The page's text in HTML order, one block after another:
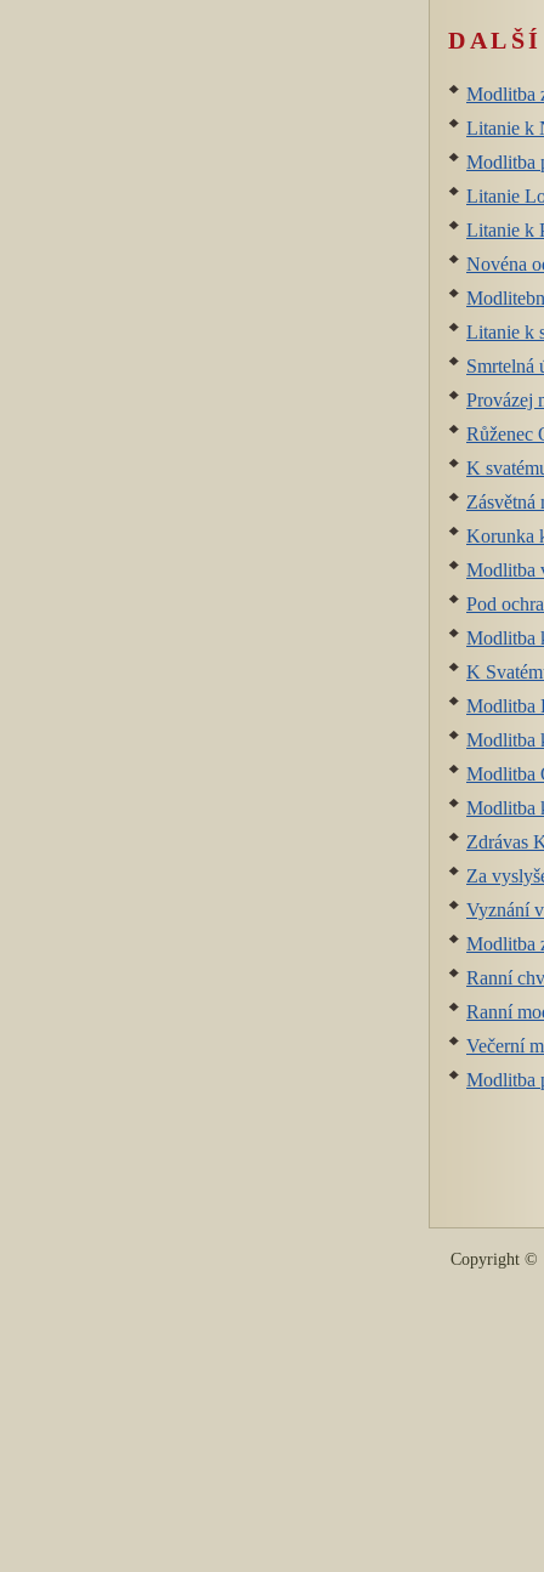
Modlitba
Litanie k
Modlitba
Litanie
Litanie k
Novéna
Litanie k
Smrtelná
Provázej
Růženec
K
Zásvětná
Korunka
Modlitba
Pod
Modlitba
K
Modlitba
Modlitba
Modlitba
Modlitba
Zdrávas
Za
Vyznání
Modlitba
Ranní
Ranní
Večerní
Modlitba
Copyright